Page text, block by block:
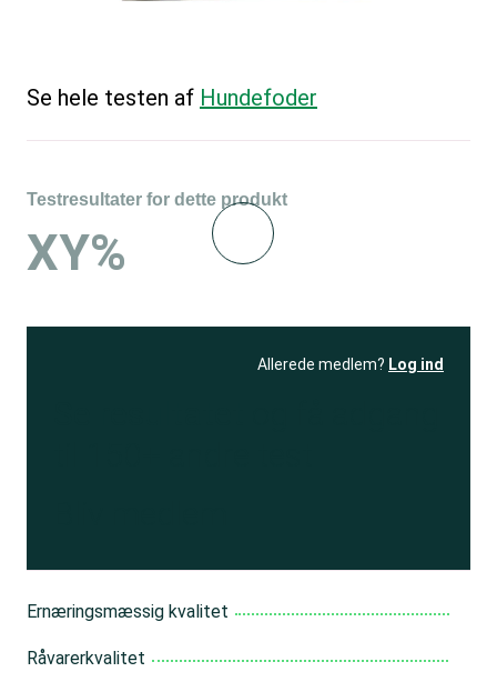
Se hele testen af Hundefoder
Testresultater for dette produkt
XY%
Allerede medlem? Log ind
Ernæringsmæssig kvalitet
Råvarerkvalitet